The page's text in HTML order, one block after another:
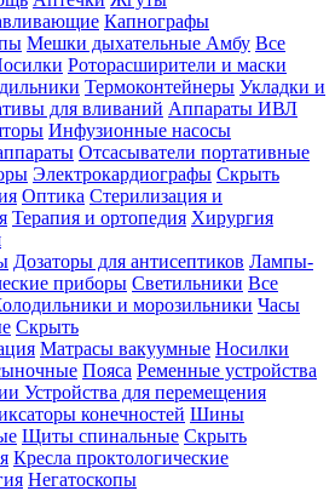
Капнографы
Мешки дыхательные Амбу Все
Роторасширители и маски
Термоконтейнеры Укладки и
для вливаний Аппараты ИВЛ
Инфузионные насосы
Отсасыватели портативные
Электрокардиографы Скрыть
Оптика Стерилизация и
Терапия и ортопедия Хирургия
Дозаторы для антисептиков Лампы-
приборы Светильники Все
и морозильники Часы
Скрыть
Матрасы вакуумные Носилки
Пояса Ременные устройства
Устройства для перемещения
конечностей Шины
Щиты спинальные Скрыть
Кресла проктологические
Негатоскопы